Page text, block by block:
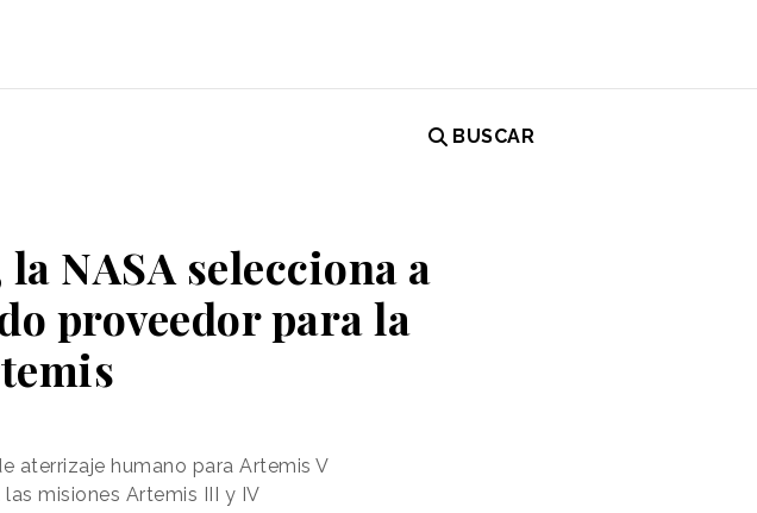
BUSCAR
NASA selecciona a
proveedor para la
aterrizaje humano para Artemis V
misiones Artemis III y IV